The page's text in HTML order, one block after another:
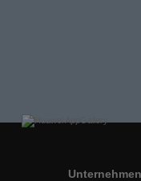
Unternehmen